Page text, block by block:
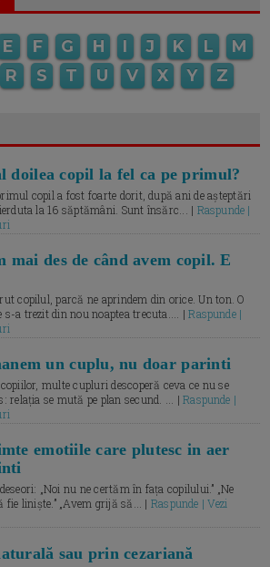
E F G H I J K L
M
R S T U V X Y Z
doilea copil la fel ca pe primul?
copil a fost foarte dorit, după ani de așteptări
la 16 săptămâni. Sunt însărc... | Raspunde |
mai des de când avem copil. E
copilul, parcă ne aprindem din orice. Un ton. O
s-a trezit din nou noaptea trecuta.... |Raspunde |
un cuplu, nu doar parinti
multe cupluri descoperă ceva ce nu se
relația se mută pe plan secund. ... |Raspunde |
emotiile care plutesc in aer
„Noi nu ne certăm în fața copilului.” „Ne
fie liniște.” „Avem grijă să... | Raspunde | Vezi
sau prin cezariană